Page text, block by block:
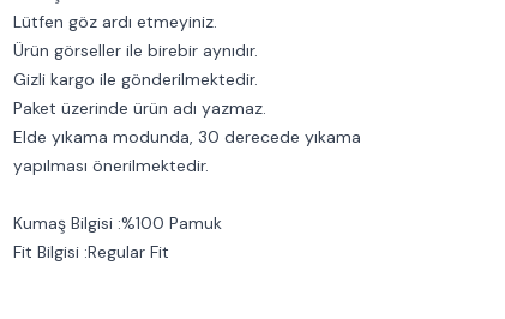
Lütfen göz ardı etmeyiniz.
Ürün görseller ile birebir aynıdır.
Gizli kargo ile gönderilmektedir.
Paket üzerinde ürün adı yazmaz.
Elde yıkama modunda, 30 derecede yıkama
yapılması önerilmektedir.
Kumaş Bilgisi :%100 Pamuk
Fit Bilgisi :Regular Fit